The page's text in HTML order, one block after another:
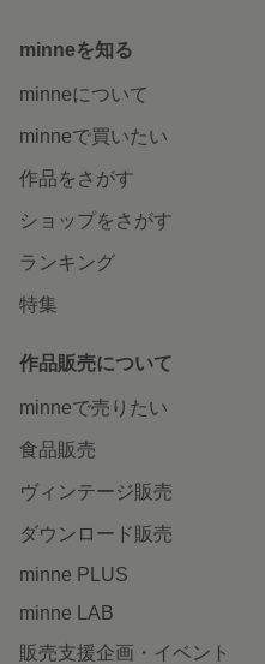
minneを知る
minneについて
minneで買いたい
作品をさがす
ショップをさがす
ランキング
特集
作品販売について
minneで売りたい
食品販売
ヴィンテージ販売
ダウンロード販売
minne PLUS
minne LAB
販売支援企画・イベント